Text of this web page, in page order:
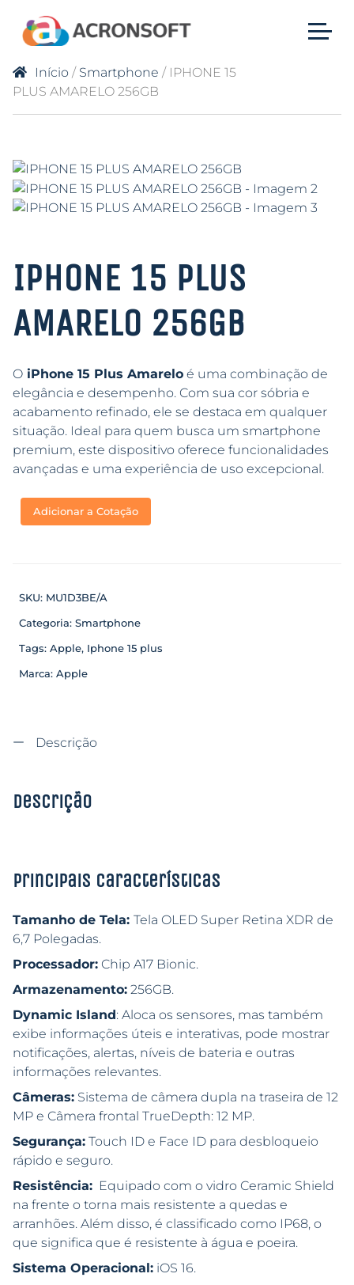
Início / Smartphone / IPHONE 15
PLUS AMARELO 256GB
IPHONE 15 PLUS
AMARELO 256GB
O iPhone 15 Plus Amarelo é uma combinação de
elegância e desempenho. Com sua cor sóbria e
acabamento refinado, ele se destaca em qualquer
situação. Ideal para quem busca um smartphone
premium, este dispositivo oferece funcionalidades
avançadas e uma experiência de uso excepcional.
Adicionar a Cotação
SKU: MU1D3BE/A
Categoria: Smartphone
Tags: Apple, Iphone 15 plus
Marca: Apple
Descrição
Descrição
Principais características
Tamanho de Tela: Tela OLED Super Retina XDR de
6,7 Polegadas.
Processador: Chip A17 Bionic.
Armazenamento: 256GB.
Dynamic Island: Aloca os sensores, mas também
exibe informações úteis e interativas, pode mostrar
notificações, alertas, níveis de bateria e outras
informações relevantes.
Câmeras: Sistema de câmera dupla na traseira de 12
MP e Câmera frontal TrueDepth: 12 MP.
Segurança: Touch ID e Face ID para desbloqueio
rápido e seguro.
Resistência: Equipado com o vidro Ceramic Shield
na frente o torna mais resistente a quedas e
arranhões. Além disso, é classificado como IP68, o
que significa que é resistente à água e poeira.
Sistema Operacional: iOS 16.